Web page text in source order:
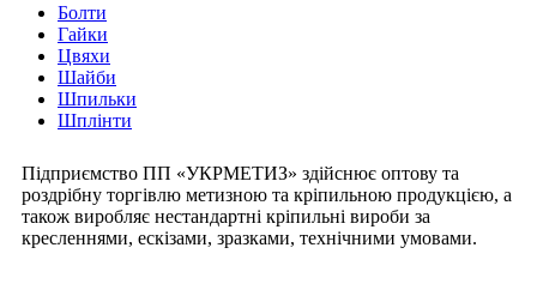
Болти
Гайки
Цвяхи
Шайби
Шпильки
Шплінти
Підприємство ПП «УКРМЕТИЗ» здійснює оптову та
роздрібну торгівлю метизною та кріпильною продукцією, а
також виробляє нестандартні кріпильні вироби за
кресленнями, ескізами, зразками, технічними умовами.